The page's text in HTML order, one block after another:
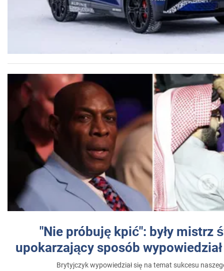
"Nie próbuję kpić": były mistrz
upokarzający sposób
Brytyjczyk wypowiedział się na temat sukcesu